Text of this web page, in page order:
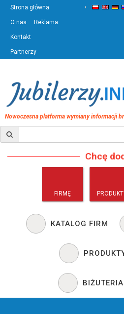
Strona główna
O nas Reklama
Kontakt
Partnerzy
‹
Nowoczesna platforma wymiany informacji
Chcę
FIRMĘ PRODUKT
KATALOG FIRM